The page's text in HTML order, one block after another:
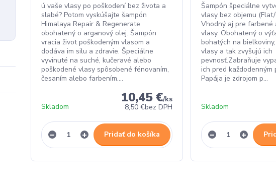
ú vaše vlasy po poškodení bez života a
slabé? Potom vyskúšajte šampón
Himalaya Repair & Regenerate
obohatený o arganový olej. Šampón
vracia život poškodeným vlasom a
dodáva im silu a zdravie. Špeciálne
vyvinuté na suché, kučeravé alebo
poškodené vlasy spôsobené fénovaním,
česaním alebo farbením....
10,45 €/ks
8,50 €bez DPH
Skladom
Pridať do košíka
Šampón špeciálne
vlasy bez objemu
Vhodný aj pre farbené
vlasy. Obohatený o
bohatých na
vlasy a tak zvyšujú ich
pevnosť.Zabraňuje
ich pred každodenným
Papája je zdrojom p...
Skladom